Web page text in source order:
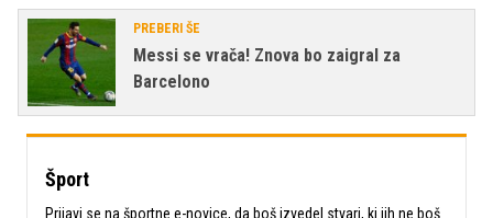
PREBERI ŠE
Messi se vrača! Znova bo zaigral za
Barcelono
Šport
Prijavi se na športne e-novice, da boš izvedel stvari, ki jih ne boš